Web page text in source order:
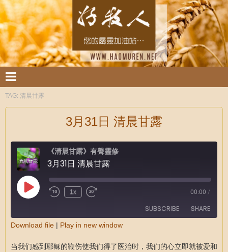
TAG: 清晨甘露
3月31日 清晨甘露
《清晨甘露》有聲靈修
3月31日 清晨甘露
1x 00:00 /
SUBSCRIBE SHARE
RSS FEED
Download file | Play in new window
当我们感到耶稣的鞭伤使我们得了医治时，我们的心立即就被爱和